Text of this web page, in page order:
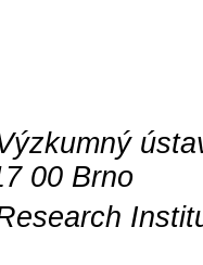
00 Brno